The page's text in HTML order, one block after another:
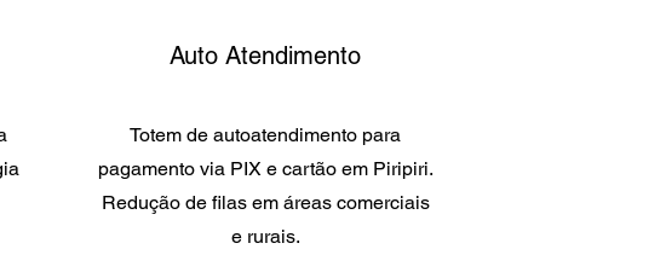
Auto Atendimento
Totem de autoatendimento para
pagamento via PIX e cartão em Piripiri.
Redução de filas em áreas comerciais
e rurais.